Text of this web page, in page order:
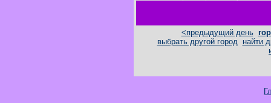
<предыдущий день
выбрать другой город
найти